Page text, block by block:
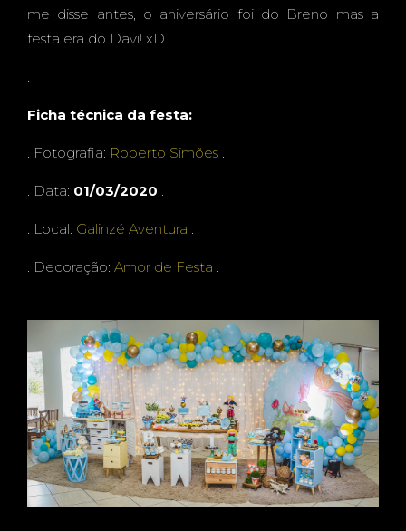
ZÉ
AVEN
TURA
-
CAMP
me disse antes, o aniversário foi do Breno mas a
festa era do Davi! xD
.
Ficha técnica da festa:
. Fotografia: Roberto Simões .
. Data: 01/03/2020 .
. Local: Galinzé Aventura .
. Decoração: Amor de Festa .